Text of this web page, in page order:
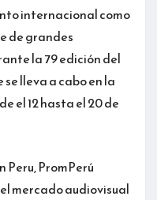
internacional como
de grandes
la 79 edición del
lleva a cabo en la
el 12 hasta el 20 de
PromPerú
mercado audiovisual